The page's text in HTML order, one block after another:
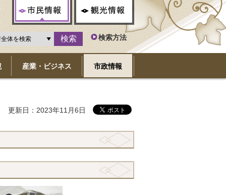
検索方法
産業・ビジネス 市政情報
更新日：2023年11月6日